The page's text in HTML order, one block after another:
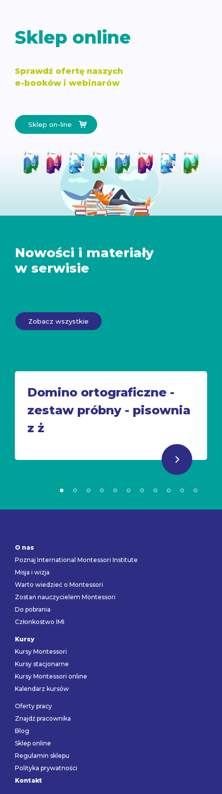
Sklep online
Sprawdź ofertę naszych
e-booków i webinarów
Sklep on-line
Nowości i materiały
w serwisie
Zobacz wszystkie
Domino ortograficzne -
zestaw próbny - pisownia
z ż
O nas
Poznaj International Montessori Institute
Misja i wizja
Warto wiedzieć o Montessori
Zostań nauczycielem Montessori
Do pobrania
Członkostwo IMI
Kursy
Kursy Montessori
Kursy stacjonarne
Kursy Montessori online
Kalendarz kursów
Oferty pracy
Znajdź pracownika
Blog
Sklep online
Regulamin sklepu
Polityka prywatności
Kontakt